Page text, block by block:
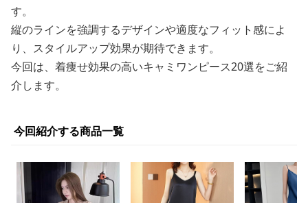
す。
縦のラインを強調するデザインや適度なフィット感によ
り、スタイルアップ効果が期待できます。
今回は、着痩せ効果の高いキャミワンピース20選をご紹
介します。
今回紹介する商品一覧